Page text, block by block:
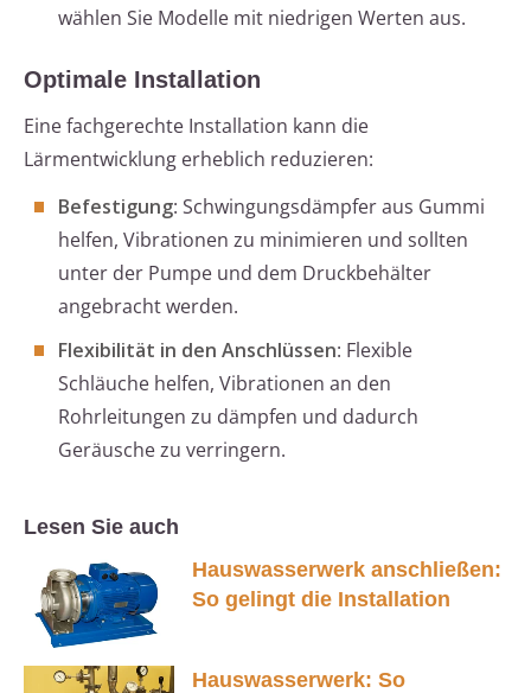
wählen Sie Modelle mit niedrigen Werten aus.
Optimale Installation
Eine fachgerechte Installation kann die
Lärmentwicklung erheblich reduzieren:
Befestigung: Schwingungsdämpfer aus Gummi
helfen, Vibrationen zu minimieren und sollten
unter der Pumpe und dem Druckbehälter
angebracht werden.
Flexibilität in den Anschlüssen: Flexible
Schläuche helfen, Vibrationen an den
Rohrleitungen zu dämpfen und dadurch
Geräusche zu verringern.
Lesen Sie auch
Hauswasserwerk anschließen:
So gelingt die Installation
Hauswasserwerk: So